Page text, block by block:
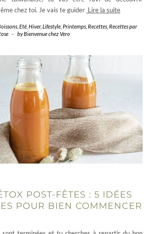
chez toi. Je vais te guider Lire la suite
Eté Hiver, Lifestyle Printemps Recettes Recettes par
- byBienvenue chez Vero
POST-FÊTES : 5 IDÉES
POUR BIEN COMMENCER